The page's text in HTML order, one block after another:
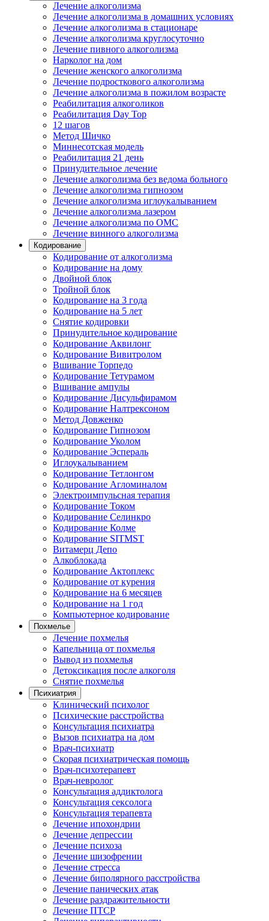
Лечение алкоголизма
Лечение алкоголизма в домашних условиях
Лечение алкоголизма в стационаре
Лечение алкоголизма круглосуточно
Лечение пивного алкоголизма
Нарколог на дом
Лечение женского алкоголизма
Лечение подросткового алкоголизма
Лечение алкоголизма в пожилом возрасте
Реабилитация алкоголиков
Реабилитация Day Top
12 шагов
Метод Шичко
Миннесотская модель
Реабилитация 21 день
Принудительное лечение
Лечение алкоголизма без ведома больного
Лечение алкоголизма гипнозом
Лечение алкоголизма иглоукалыванием
Лечение алкоголизма лазером
Лечение алкоголизма по ОМС
Лечение винного алкоголизма
Кодирование
Кодирование от алкоголизма
Кодирование на дому
Двойной блок
Тройной блок
Кодирование на 3 года
Кодирование на 5 лет
Снятие кодировки
Принудительное кодирование
Кодирование Аквилонг
Кодирование Вивитролом
Вшивание Торпедо
Кодирование Тетурамом
Вшивание ампулы
Кодирование Дисульфирамом
Кодирование Налтрексоном
Метод Довженко
Кодирование Гипнозом
Кодирование Уколом
Кодирование Эспераль
Иглоукалыванием
Кодирование Тетлонгом
Кодирование Агломиналом
Электроимпульсная терапия
Кодирование Током
Кодирование Селинкро
Кодирование Колме
Кодирование SITMST
Витамерц Депо
Алкоблокада
Кодирование Актоплекс
Кодирование от курения
Кодирование на 6 месяцев
Кодирование на 1 год
Компьютерное кодирование
Похмелье
Лечение похмелья
Капельница от похмелья
Вывод из похмелья
Детоксикация после алкоголя
Снятие похмелья
Психиатрия
Клинический психолог
Психические расстройства
Консультация психиатра
Вызов психиатра на дом
Врач-психиатр
Скорая психиатрическая помощь
Врач-психотерапевт
Врач-невролог
Консультация аддиктолога
Консультация сексолога
Консультация терапевта
Лечение ипохондрии
Лечение депрессии
Лечение психоза
Лечение шизофрении
Лечение стресса
Лечение биполярного расстройства
Лечение панических атак
Лечение раздражительности
Лечение ПТСР